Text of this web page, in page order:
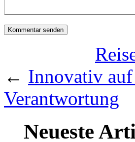
← Innovativ
Verantwortung
Neueste